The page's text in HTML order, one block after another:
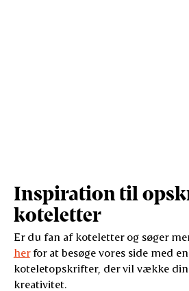
Inspiration til
koteletter
Er du fan af koteletter og søger
herfor at besøge vores side med
koteletopskrifter, der vil vække
kreativitet.